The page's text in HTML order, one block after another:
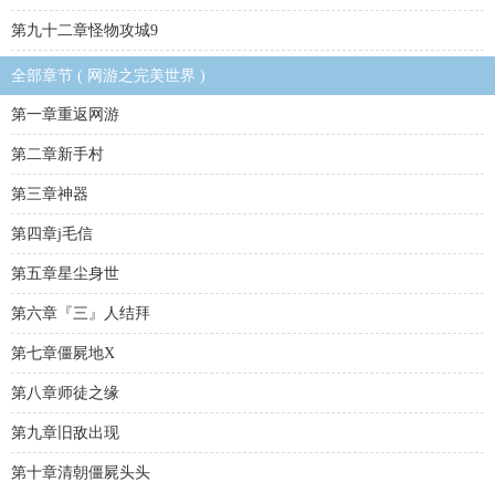
第九十二章怪物攻城9
全部章节 ( 网游之完美世界 )
第一章重返网游
第二章新手村
第三章神器
第四章j毛信
第五章星尘身世
第六章『三』人结拜
第七章僵屍地X
第八章师徒之缘
第九章旧敌出现
第十章清朝僵屍头头